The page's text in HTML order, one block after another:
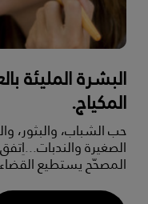
البشرة المليئة
المكياج.
حب الشباب، والبثور،
الصغيرة
المصحّح يستطيع